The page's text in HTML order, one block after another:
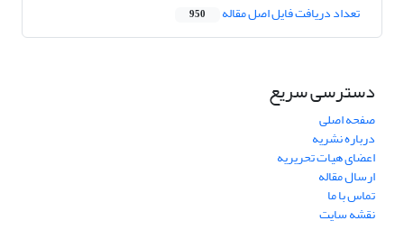
تعداد دریافت فایل اصل مقاله 950
دسترسی سریع
صفحه اصلی
درباره نشریه
اعضای هیات تحریریه
ارسال مقاله
تماس با ما
نقشه سایت